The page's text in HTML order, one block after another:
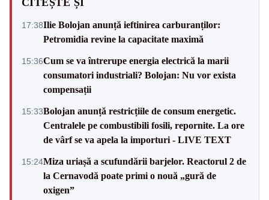
17:38Ilie Bolojan anunță ieftinirea carburanților:
Petromidia revine la capacitate maximă
15:36Cum se va întrerupe energia electrică la marii
consumatori industriali? Bolojan: Nu vor exista
compensații
15:33Bolojan anunță restricțiile de consum energetic.
Centralele pe combustibili fosili, repornite. La ore
de vârf se va apela la importuri - LIVE TEXT
15:24Miza uriașă a scufundării barjelor. Reactorul 2 de
la Cernavodă poate primi o nouă „gură de
oxigen”